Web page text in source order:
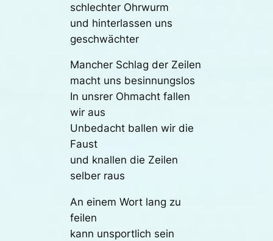
schlechter Ohrwurm
und hinterlassen uns
geschwächter
Mancher Schlag der Zeilen
macht uns besinnungslos
In unsrer Ohmacht fallen
wir aus
Unbedacht ballen wir die
Faust
und knallen die Zeilen
selber raus
An einem Wort lang zu
feilen
kann unsportlich sein